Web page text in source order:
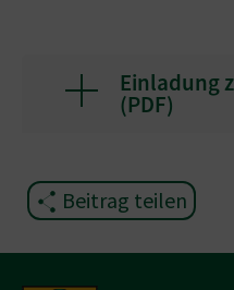
Einladung
(PDF)
Beitrag teilen